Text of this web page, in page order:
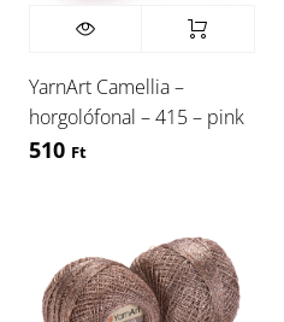
YarnArt Camellia –
horgolófonal – 415 – pink
510 Ft